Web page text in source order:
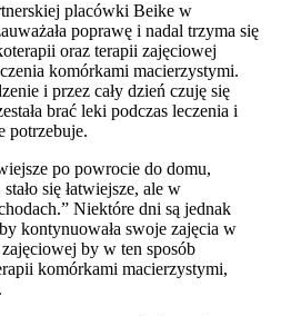
placówki Beike w
poprawę i nadal trzyma się
oraz terapii zajęciowej
komórkami macierzystymi.
i przez cały dzień czuję się
brać leki podczas leczenia i
potrzebuje.
po powrocie do domu,
się łatwiejsze, ale w
Niektóre dni są jednak
kontynuowała swoje zajęcia w
by w ten sposób
komórkami macierzystymi,